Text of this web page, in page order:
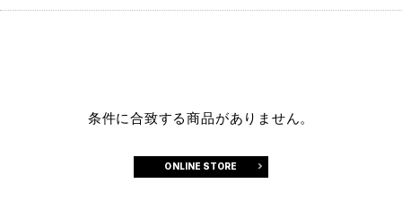
条件に合致する商品がありません。
ONLINE STORE